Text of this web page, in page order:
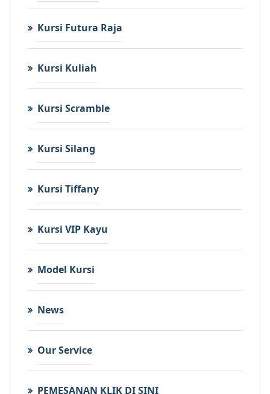
Kursi Futura Raja
Kursi Kuliah
Kursi Scramble
Kursi Silang
Kursi Tiffany
Kursi VIP Kayu
Model Kursi
News
Our Service
PEMESANAN KLIK DI SINI